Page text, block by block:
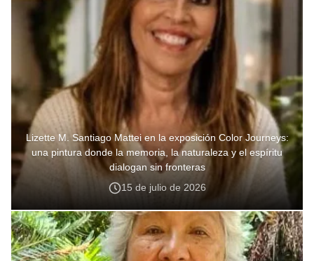
Lizette M. Santiago Mattei en la exposición Color Journeys:
una pintura donde la memoria, la naturaleza y el espíritu
dialogan sin fronteras
15 de julio de 2026